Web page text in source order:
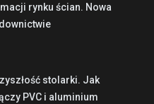
rynku ścian. Nowa
stolarki. Jak
PVC i aluminium